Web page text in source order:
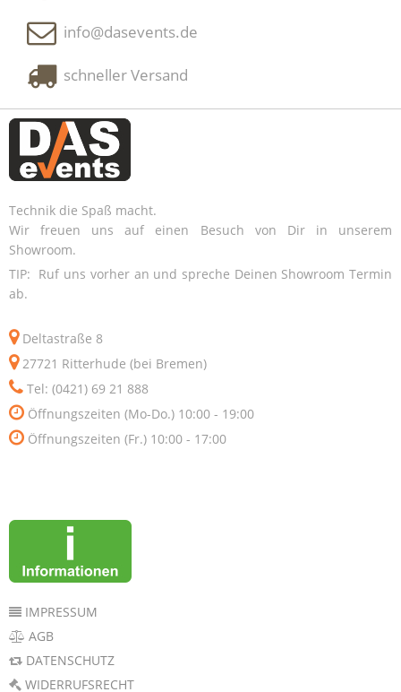
info@dasevents.de
schneller Versand
Technik die Spaß macht.
Wir freuen uns auf einen Besuch von Dir in unserem
Showroom.
TIP: Ruf uns vorher an und spreche Deinen Showroom Termin
ab.
Deltastraße 8
27721 Ritterhude (bei Bremen)
Tel: (0421) 69 21 888
Öffnungszeiten (Mo-Do.) 10:00 - 19:00
Öffnungszeiten (Fr.) 10:00 - 17:00
IMPRESSUM
AGB
DATENSCHUTZ
WIDERRUFSRECHT